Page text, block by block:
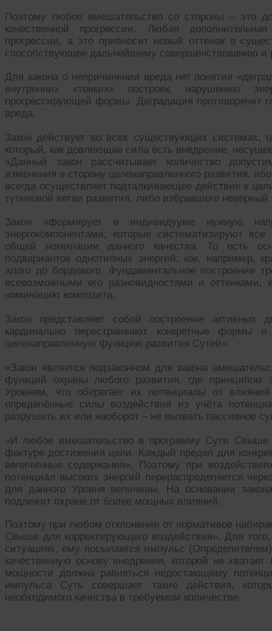
Поэтому любое вмешательство со стороны – это
качественной прогрессии. Любая
прогрессии, а это привносит новый оттенок в
способствующее дальнейшему совершенствованию и
Для закона о непричинении вреда нет понятия
внутренних «тонких» построек, нарушению
прогрессирующей формы. Деградация противоречит
вреда.
Закон действует во всех существующих системах,
который, как довлеющая сила есть внедрение,
«Данный закон рассчитывает количество
изменения в сторону целенаправленного развития,
всегда осуществляет подталкивающее действие к
тупиковой ветви развития, либо избравшего
Закон «формирует в индивидууме нужную
энергокомпонентами, которые систематизируют
общей номинации данного качества. То есть
подвариантов однотипных энергий, как, например,
алого до бордового. Фундаментальное построение
всевозможными его разновидностями и оттенками,
номинацию композита.
Закон представляет собой построение активных
кардинально перестраивают конкретные
целенаправленную функцию развития Сутей».
«Закон является подзаконном для закона
функций охраны любого развития, где
Уровням, что оберегает их потенциалы от
определённые силы воздействия из учёта
разрушить их или наоборот – не вызвать пассивное
«И любое вмешательство в программу Сути Свыше
фактуре достижения цели. Каждый предел для
величинные содержания». Поэтому при
потенциал высоких энергий перераспределяется
для данного Уровня величины. На основании
подлежит охране от более мощных влияний.
Поэтому при любом отклонении от нормативов
Свыше для корректирующего воздействия». Для
ситуациях, ему посылается импульс
качественную основу внедрения, которой не
мощности должна равняться недостающему
импульса Суть совершает такие действия,
необходимого качества в требуемом количестве.